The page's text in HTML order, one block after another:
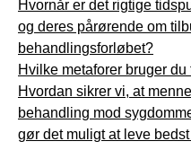
Hvornår er det rigtige
og deres pårørende om
behandlingsforløbet?
Hvilke metaforer bruger
Hvordan sikrer vi, at
behandling mod
gør det muligt at leve